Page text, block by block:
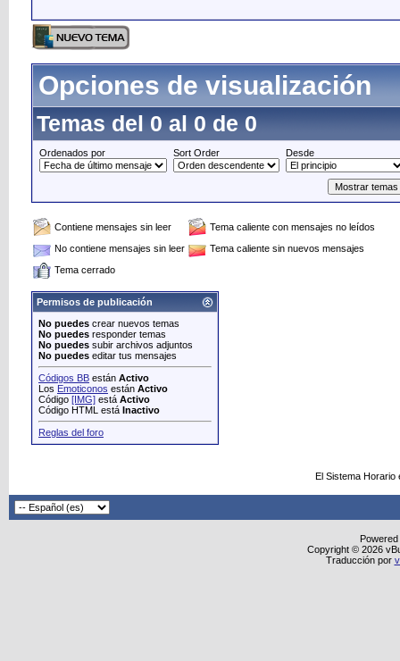
Opciones de visualización
Temas del 0 al 0 de 0
Ordenados por Sort Order Desde
Contiene mensajes sin leer
Tema caliente con mensajes no leídos
No contiene mensajes sin leer
Tema caliente sin nuevos mensajes
Tema cerrado
Permisos de publicación
No puedes crear nuevos temas
No puedes responder temas
No puedes subir archivos adjuntos
No puedes editar tus mensajes
Códigos BB están Activo
Los Emoticonos están Activo
Código [IMG] está Activo
Código HTML está Inactivo
Reglas del foro
El Sistema
Copyright © 2026
Traducción por